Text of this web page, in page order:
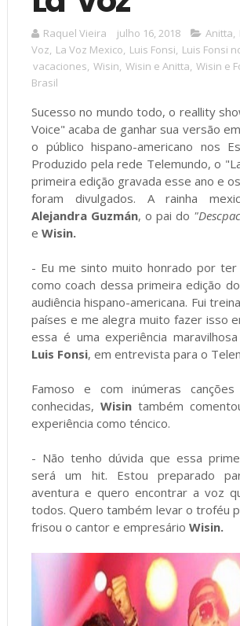
Raquel Vieira julho 16, 2018 Anitta,
Voz, La Voz Mexico, Luis Fonsi, Luis Fonsi
vacaciones, Wisin, Wisin e Anitta, Wisin e
Brasil
Sucesso no mundo todo, o reallity
Voice" acaba de ganhar sua versão
o público hispano-americano nos
Produzido pela rede Telemundo, o
primeira edição gravada esse ano e
foram divulgados. A rainha
Alejandra Guzmán, o pai do
e Wisin.
- Eu me sinto muito honrado por ter
como coach dessa primeira edição
audiência hispano-americana. Fui
países e me alegra muito fazer isso
essa é uma experiência
Luis Fonsi, em entrevista para o
Famoso e com inúmeras canções
conhecidas, Wisintambém
experiência como téncico.
- Não tenho dúvida que essa
será um hit. Estou preparado
aventura e quero encontrar a voz
todos. Quero também levar o troféu
frisou o cantor e empresário Wisin.